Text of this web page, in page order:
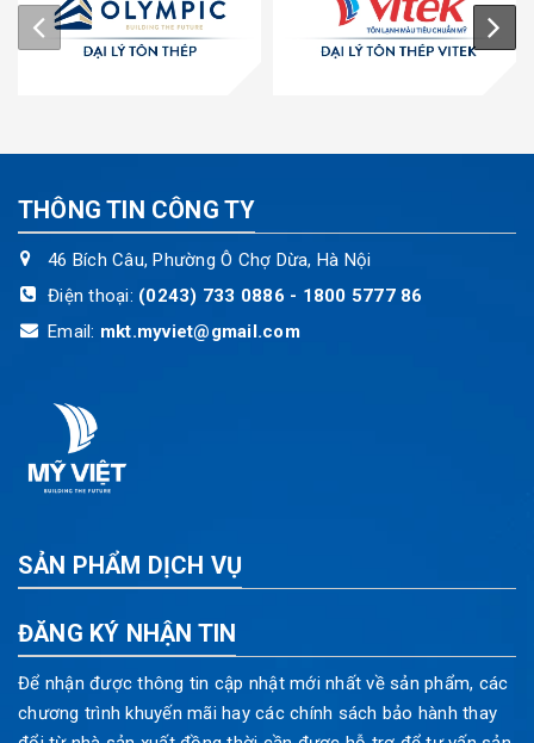
THÔNG TIN CÔNG TY
46 Bích Câu, Phường Ô Chợ Dừa, Hà Nội
Điện thoại: (0243) 733 0886 - 1800 5777 86
Email: mkt.myviet@gmail.com
SẢN PHẨM DỊCH VỤ
ĐĂNG KÝ NHẬN TIN
Để nhận được thông tin cập nhật mới nhất về sản phẩm, các
chương trình khuyến mãi hay các chính sách bảo hành thay